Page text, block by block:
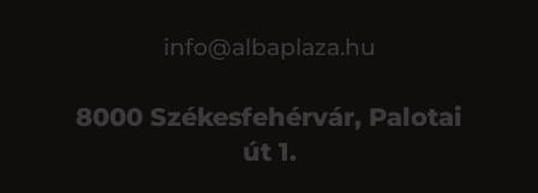
info@albaplaza.hu
8000 Székesfehérvár, Palotai
út 1.